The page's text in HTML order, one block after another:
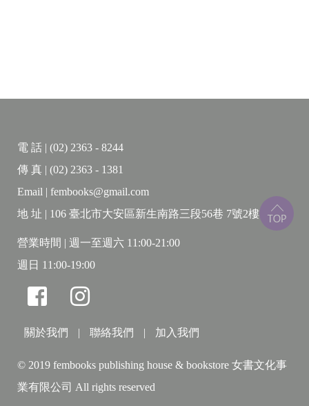
為了「更有效率地消耗人生」⋯⋯
一部敘事者超乎想像、
唯有透過閱讀才能展開的文字饗宴。
這本小說就是從他體內某個〇〇〇視角出發，織成一
段段前所未見的文字。
在翻頁瞬間，您將感受到「怎麼會有人這樣寫？」的
震驚與吸引力。
電 話 | (02) 2363 - 8244
傳 真 | (02) 2363 - 1381
Email | fembooks@gmail.com
地 址 | 106 臺北市大安區新生南路三段56巷 7號2樓
營業時間 | 週一至週六 11:00-21:00
週日 11:00-19:00
關於我們 | 聯絡我們 | 加入我們
© 2019 fembooks publishing house & bookstore 女書文化事
業有限公司 All rights reserved